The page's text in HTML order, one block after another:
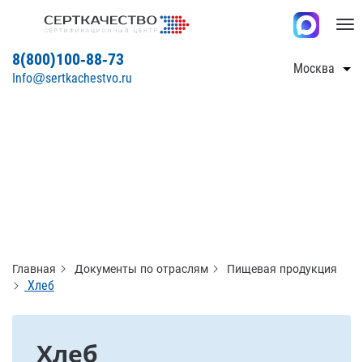
8(800)100-88-73
Info@sertkachestvo.ru
Москва
Главная Документы по отраслям Пищевая продукция
Хлеб
Хлеб